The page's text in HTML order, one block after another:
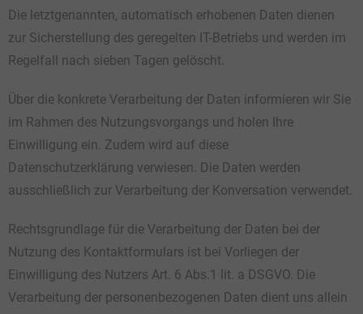
Die letztgenannten, automatisch erhobenen Daten dienen
zur Sicherstellung des geregelten IT-Betriebs und werden im
Regelfall nach sieben Tagen gelöscht.
Über die konkrete Verarbeitung der Daten informieren wir Sie
im Rahmen des Nutzungsvorgangs und holen Ihre
Einwilligung ein. Zudem wird auf diese
Datenschutzerklärung verwiesen. Die Daten werden
ausschließlich zur Verarbeitung der Konversation verwendet.
Rechtsgrundlage für die Verarbeitung der Daten bei der
Nutzung des Kontaktformulars ist bei Vorliegen der
Einwilligung des Nutzers Art. 6 Abs.1 lit. a DSGVO. Die
Verarbeitung der personenbezogenen Daten dient uns allein